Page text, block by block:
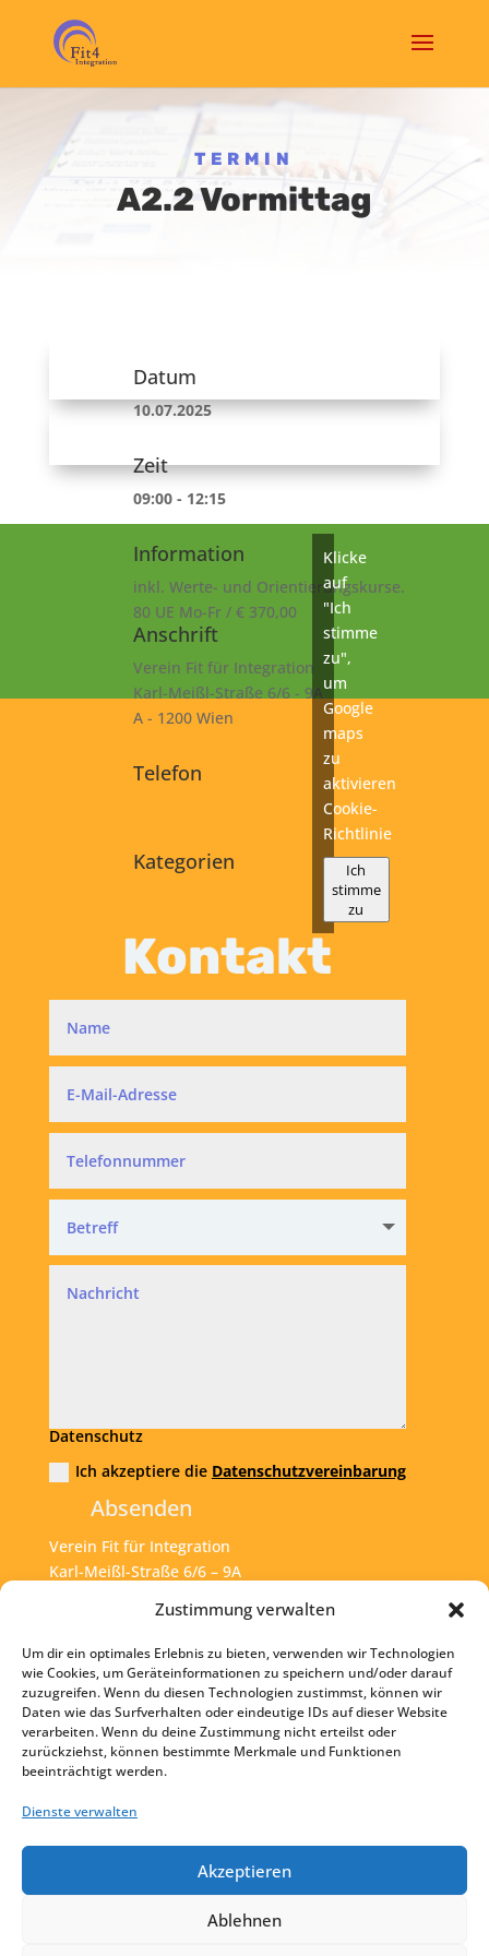
Zustimmung verwalten
Um dir ein optimales Erlebnis zu bieten, verwenden wir Technologien
wie Cookies, um Geräteinformationen zu speichern und/oder darauf
zuzugreifen. Wenn du diesen Technologien zustimmst, können wir
Daten wie das Surfverhalten oder eindeutige IDs auf dieser Website
verarbeiten. Wenn du deine Zustimmung nicht erteilst oder
zurückziehst, können bestimmte Merkmale und Funktionen
beeinträchtigt werden.
Dienste verwalten
Akzeptieren
Ablehnen
TERMIN
A2.2 Vormittag
Datum
10.07.2025
Zeit
09:00 - 12:15
Information
inkl. Werte- und Orientierungskurse.
80 UE Mo-Fr / € 370,00
Anschrift
Verein Fit für Integration
Karl-Meißl-Straße 6/6 - 9A
A - 1200 Wien
Telefon
Kategorien
Klicke
auf
"Ich
stimme
zu",
um
Google
maps
zu
aktivieren
Cookie-
Richtlinie
Ich
stimme
zu
Kontakt
Datenschutz
Ich akzeptiere die Datenschutzvereinbarung
Absenden
Verein Fit für Integration
Karl-Meißl-Straße 6/6 – 9A
Tel:+43 1 925 77 46
Mail: office@fit4int.at
Startseite
Kontakt
Impressum